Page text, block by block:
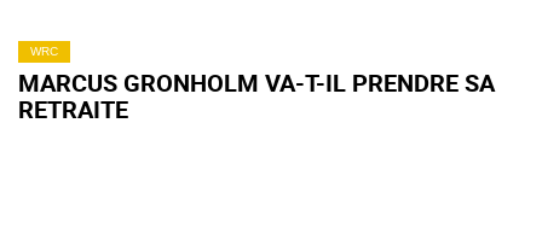
WRC
MARCUS GRONHOLM VA-T-IL PRENDRE SA
RETRAITE